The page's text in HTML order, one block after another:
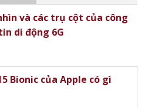
và các trụ cột của công
di động 6G
Bionic của Apple có gì